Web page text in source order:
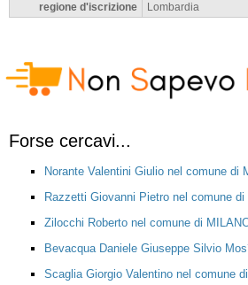
regione d'iscrizione
Lombardia
Forse cercavi...
Norante Valentini Giulio nel comune di
Razzetti Giovanni Pietro nel comune di
Zilocchi Roberto nel comune di
Bevacqua Daniele Giuseppe Silvio
Scaglia Giorgio Valentino nel comune